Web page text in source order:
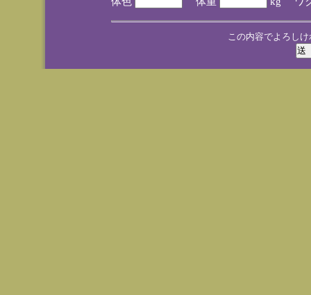
この内容でよろし